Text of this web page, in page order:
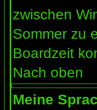
zwischen
Sommer zu
Boardzeit
Nach oben
Meine